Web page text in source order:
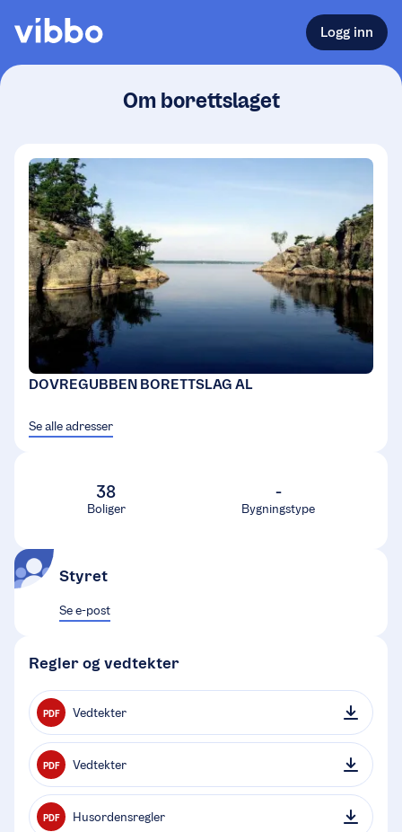
Logg inn
Om borettslaget
DOVREGUBBEN BORETTSLAG AL
Se alle adresser
38
Boliger
-
Bygningstype
Styret
Se e-post
Regler og vedtekter
PDF Vedtekter
PDF Vedtekter
PDF Husordensregler